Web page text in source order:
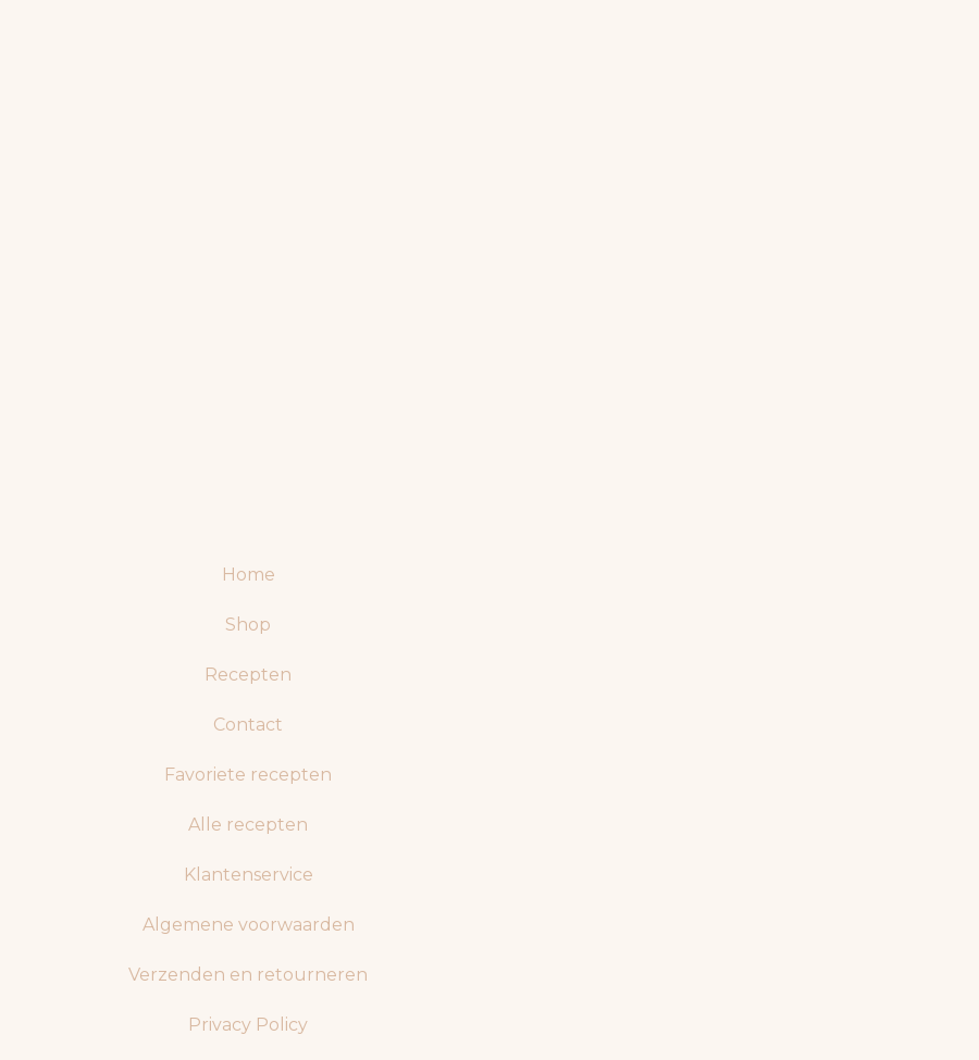
Home
Shop
Recepten
Contact
Favoriete recepten
Alle recepten
Klantenservice
Algemene voorwaarden
Verzenden en retourneren
Privacy Policy